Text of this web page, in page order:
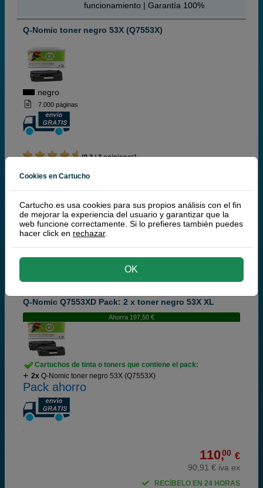
funcionamiento | Garantía 100%
Q-Nomic toner negro 53X (Q7553X)
negro
7.000 páginas
(9,3 / 3 opiniones)
76,45 € iva ex
RECÍBELO EN 24 HORAS
comprar >
funcionamiento | Garantía 100%
Q-Nomic Q7553XD Pack: 2 x toner negro 53X XL
Ahorra 197,50 €
Cartuchos de tinta o toners que contiene el pack:
2x Q-Nomic toner negro 53X (Q7553X)
Pack ahorro
110,00 €
90,91 € iva ex
RECÍBELO EN 24 HORAS
Cookies en Cartucho
Cartucho.es usa cookies para sus propios análisis con el fin
de mejorar la experiencia del usuario y garantizar que la
web funcione correctamente. Si lo prefieres también puedes
hacer click en rechazar.
OK